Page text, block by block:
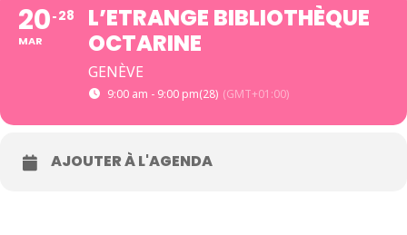
20
MAR
28
L’ETRANGE BIBLIOTHÈQUE
OCTARINE
GENÈVE
9:00 am - 9:00 pm(28) (GMT+01:00)
AJOUTER À L'AGENDA